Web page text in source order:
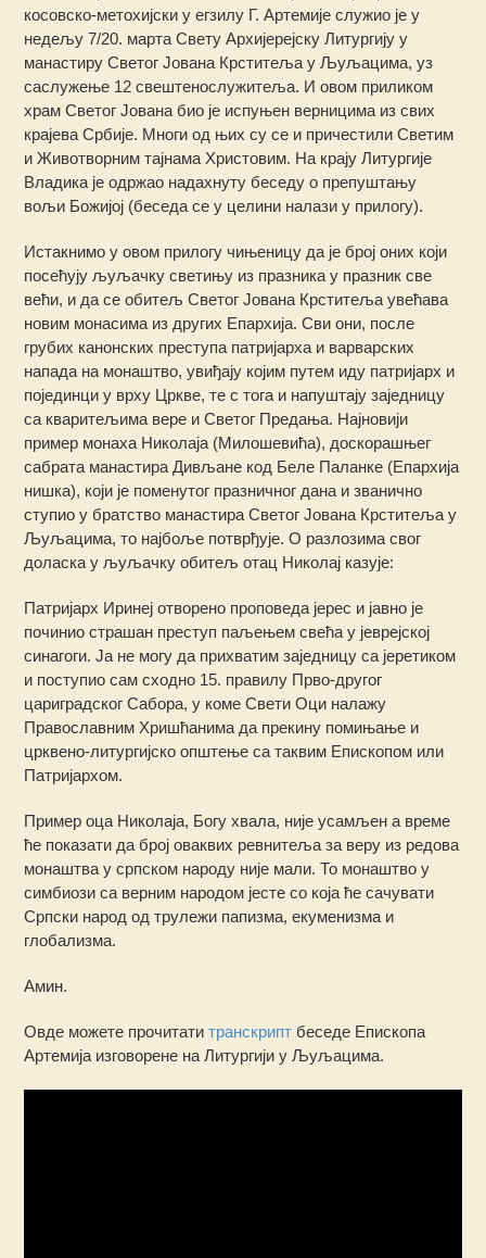
косовско-метохијски у егзилу Г. Артемије служио је у
недељу 7/20. марта Свету Архијерејску Литургију у
манастиру Светог Јована Крститеља у Љуљацима, уз
саслужење 12 свештенослужитеља. И овом приликом
храм Светог Јована био је испуњен верницима из свих
крајева Србије. Многи од њих су се и причестили Светим
и Животворним тајнама Христовим. На крају Литургије
Владика је одржао надахнуту беседу о препуштању
вољи Божијој (беседа се у целини налази у прилогу).
Истакнимо у овом прилогу чињеницу да је број оних који
посећују љуљачку светињу из празника у празник све
већи, и да се обитељ Светог Јована Крститеља увећава
новим монасима из других Епархија. Сви они, после
грубих канонских преступа патријарха и варварских
напада на монаштво, увиђају којим путем иду патријарх и
појединци у врху Цркве, те с тога и напуштају заједницу
са кваритељима вере и Светог Предања. Најновији
пример монаха Николаја (Милошевића), доскорашњег
сабрата манастира Дивљане код Беле Паланке (Епархија
нишка), који је поменутог празничног дана и званично
ступио у братство манастира Светог Јована Крститеља у
Љуљацима, то најбоље потврђује. О разлозима свог
доласка у љуљачку обитељ отац Николај казује:
Патријарх Иринеј отворено проповеда јерес и јавно је
починио страшан преступ паљењем свећа у јеврејској
синагоги. Ја не могу да прихватим заједницу са јеретиком
и поступио сам сходно 15. правилу Прво-другог
цариградског Сабора, у коме Свети Оци налажу
Православним Хришћанима да прекину помињање и
црквено-литургијско општење са таквим Епископом или
Патријархом.
Пример оца Николаја, Богу хвала, није усамљен а време
ће показати да број оваквих ревнитеља за веру из редова
монаштва у српском народу није мали. То монаштво у
симбиози са верним народом јесте со која ће сачувати
Српски народ од трулежи папизма, екуменизма и
глобализма.
Амин.
Овде можете прочитатитранскрипт беседе Епископа
Артемија изговорене на Литургији у Љуљацима.